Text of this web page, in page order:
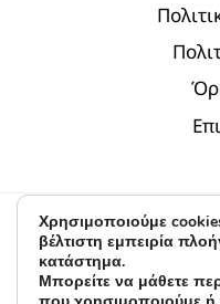
© 2026 D.par |
Digital
Χρησιμοποιούμε
βέλτιστη εμπειρία
κατάστημα.
Μπορείτε να μάθετε